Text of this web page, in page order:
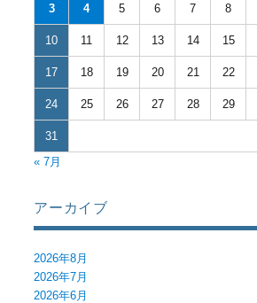
3 4 5 6 7 8
10 11 12 13 14 15
17 18 19 20 21 22
24 25 26 27 28 29
31
« 7月
アーカイブ
2026年8月
2026年7月
2026年6月